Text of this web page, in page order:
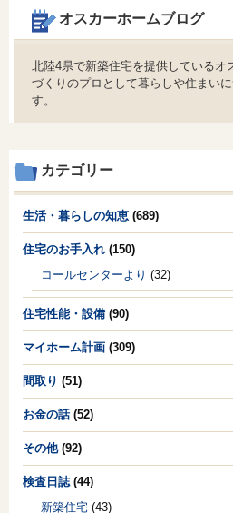
オスカーホームブログ
北陸4県で新築住宅を提供しているオ
づくりのプロとして暮らしや住まい
す。
カテゴリー
生活・暮らしの知恵 (689)
住宅のお手入れ (150)
コールセンターより (32)
住宅性能・設備 (90)
マイホーム計画 (309)
間取り (51)
お金の話(52)
その他(92)
検査日誌 (44)
新築住宅 (43)